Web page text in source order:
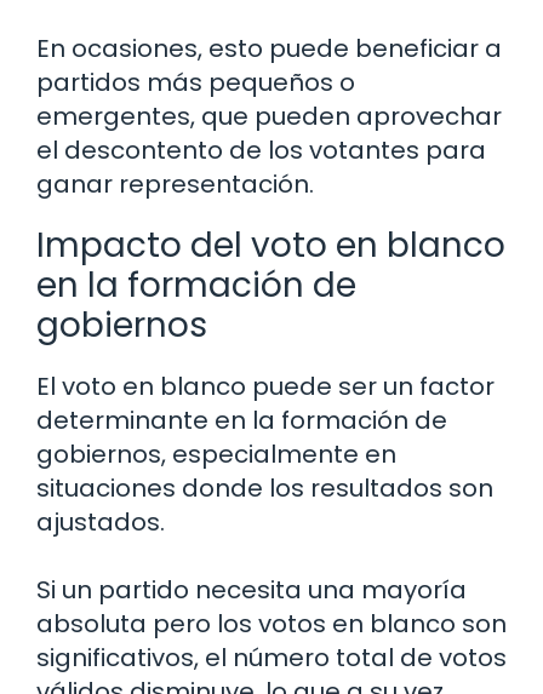
En ocasiones, esto puede beneficiar a
partidos más pequeños o
emergentes, que pueden aprovechar
el descontento de los votantes para
ganar representación.
Impacto del voto en blanco
en la formación de
gobiernos
El voto en blanco puede ser un factor
determinante en la formación de
gobiernos, especialmente en
situaciones donde los resultados son
ajustados.
Si un partido necesita una mayoría
absoluta pero los votos en blanco son
significativos, el número total de votos